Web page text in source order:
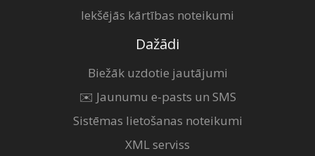
Iekšējās kārtības noteikumi
Dažādi
Biežāk uzdotie jautājumi
✉️ Jaunumu e-pasts un SMS
Sistēmas lietošanas noteikumi
XML serviss